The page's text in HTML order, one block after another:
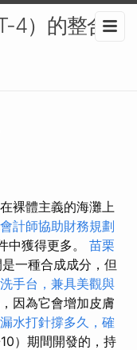
4）的整合
裸體主義的海灘上
計師協助財務規劃
中獲得更多。 苗栗
一種合成成分，但
手台，兼具美觀與
因為它會增加皮膚
水打針撐多久，確
）期間開發的，持